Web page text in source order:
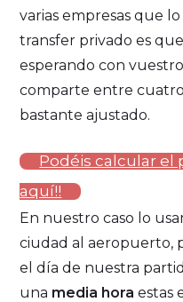
varias empresas que
transfer privado es
esperando con
comparte entre
bastante ajustado.
Podéis calcular el
aquí!!
En nuestro caso lo
ciudad al aeropuerto,
el día de nuestra
una media hora estas